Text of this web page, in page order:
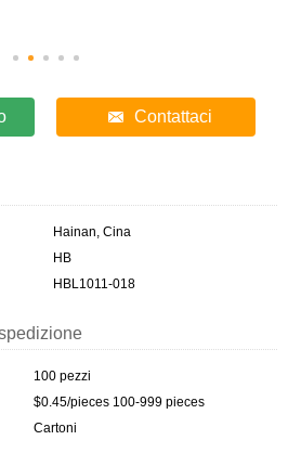
Contattaci
Hainan, Cina
HB
HBL1011-018
100 pezzi
$0.45/pieces 100-999 pieces
Cartoni